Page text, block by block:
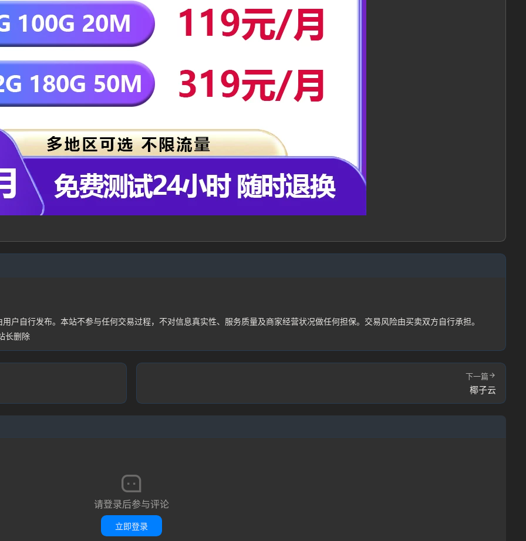
户自行发布。本站不参与任何交易过程，不对信息真实性、服务质量及商家经营状况做任何担保。交易风险由买卖双方自行承担。
长删除
下一篇
椰子云
请登录后参与评论
立即登录
记住登录 忘记密码?
用户协议